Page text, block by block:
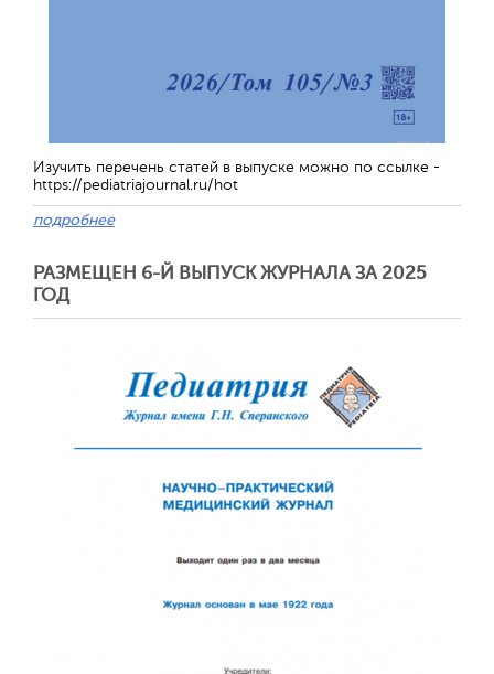
Изучить перечень статей в выпуске можно по ссылке -
https://pediatriajournal.ru/hot
подробнее
РАЗМЕЩЕН 6-Й ВЫПУСК ЖУРНАЛА ЗА 2025
ГОД
Обратная